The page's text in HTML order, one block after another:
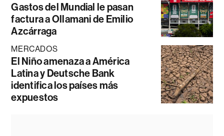
Gastos del Mundial le pasan
factura a Ollamani de Emilio
Azcárraga
MERCADOS
El Niño amenaza a América
Latina y Deutsche Bank
identifica los países más
expuestos